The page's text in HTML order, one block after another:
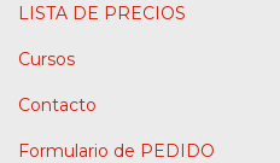
LISTA DE PRECIOS
Cursos
Contacto
Formulario de PEDIDO